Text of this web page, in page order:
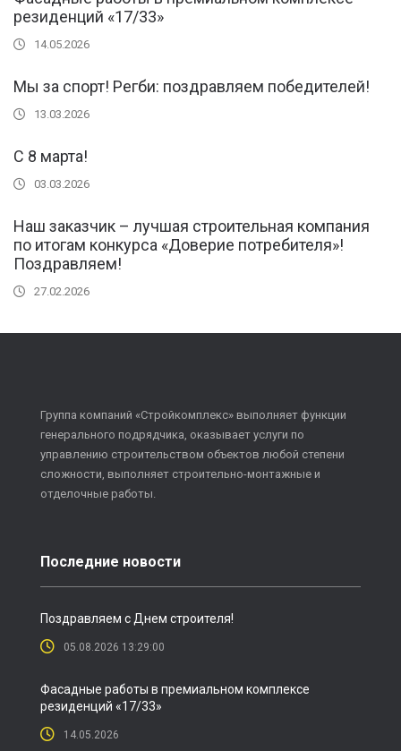
резиденций «17/33»
14.05.2026
Мы за спорт! Регби: поздравляем победителей!
13.03.2026
С 8 марта!
03.03.2026
Наш заказчик – лучшая строительная компания
по итогам конкурса «Доверие потребителя»!
Поздравляем!
27.02.2026
Группа компаний «Стройкомплекс» выполняет функции
генерального подрядчика, оказывает услуги по
управлению строительством объектов любой степени
сложности, выполняет строительно-монтажные и
отделочные работы.
Последние новости
Поздравляем с Днем строителя!
05.08.2026 13:29:00
Фасадные работы в премиальном комплексе
резиденций «17/33»
14.05.2026